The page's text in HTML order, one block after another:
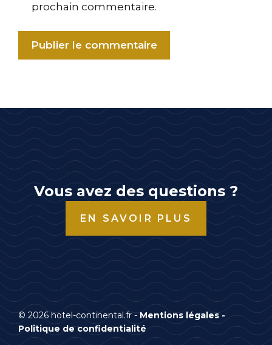
prochain commentaire.
Vous avez des questions ?
EN SAVOIR PLUS
© 2026 hotel-continental.fr - Mentions légales -
Politique de confidentialité